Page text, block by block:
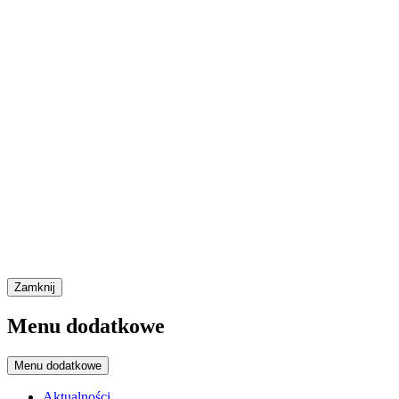
Zamknij
Menu dodatkowe
Menu dodatkowe